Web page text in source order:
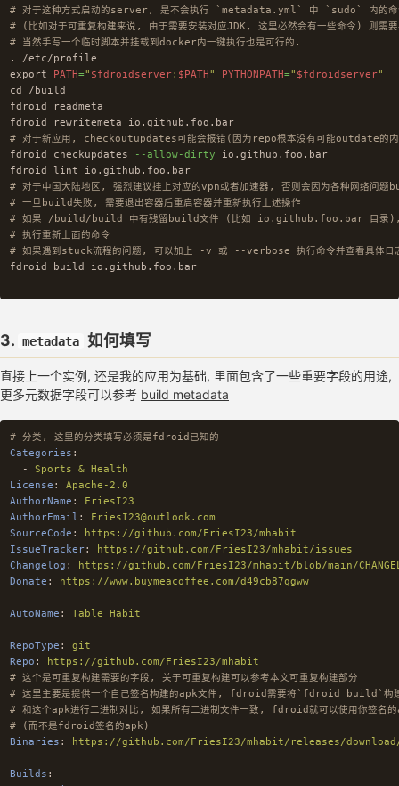
# 对于这种方式启动的server, 是不会执行 `metadata.yml` 中 `sudo` 内的命
# (比如对于可重复构建来说, 由于需要安装对应JDK, 这里必然会有一些命令) 则需
# 当然手写一个临时脚本并挂载到docker内一键执行也是可行的.
.
export
PATH=" $fdroidserver: $PATH" PYTHONPATH=" $fdroidserver"
cd
/build
fdroid readmeta
fdroid rewritemeta io.github.foo.bar
# 对于新应用, checkoutupdates可能会报错(因为repo根本没有可能outdate的
fdroid checkupdates
--allow-dirty io.github.foo.bar
fdroid lint io.github.foo.bar
# 对于中国大陆地区, 强烈建议挂上对应的vpn或者加速器, 否则会因为各种网络问
# 一旦build失败, 需要退出容器后重启容器并重新执行上述操作
# 如果 /build/build 中有残留build文件 (比如 io.github.foo.bar 目录),
# 执行重新上面的命令
# 如果遇到stuck流程的问题, 可以加上 -v 或 --verbose 执行命令并查看具体日
fdroid build io.github.foo.bar
3. metadata 如何填写
直接上一个实例, 还是我的应用为基础, 里面包含了一些重要字段的用途,
更多元数据字段可以参考 build metadata
# 分类, 这里的分类填写必须是fdroid已知的
Categories :
-
Sports & Health
License :
Apache-2.0
AuthorName :
FriesI23
AuthorEmail :
FriesI23@outlook.com
SourceCode :
https://github.com/FriesI23/mhabit
IssueTracker:
https://github.com/FriesI23/mhabit/issues
Changelog :
https://github.com/FriesI23/mhabit/blob/main/
Donate : https://www.buymeacoffee.com/d49cb87qgww
AutoName : Table Habit
RepoType :
git
Repo :
https://github.com/FriesI23/mhabit
# 这个是可重复构建需要的字段, 关于可重复构建可以参考本文可重复构建部分
# 这里主要是提供一个自己签名构建的apk文件, fdroid需要将`fdroid build`构建
# 和这个apk进行二进制对比, 如果所有二进制文件一致, fdroid就可以使用你签名的
# (而不是fdroid签名的apk)
Binaries : https://github.com/FriesI23/mhabit/releases/download/
Builds :